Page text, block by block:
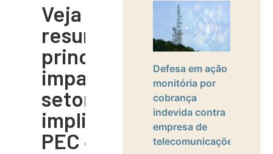
Veja um
resumo dos
principais
impactos
setoriais e
implicaçõesda
PEC 45/19
Defesa em ação
monitória por
cobrança
indevida contra
empresa de
telecomunicações